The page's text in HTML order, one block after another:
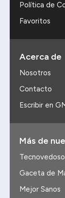
Política de
Favoritos
Acerca de
Nosotros
Contacto
Escribir en
Más de
Gaceta de
Mejor Sanos